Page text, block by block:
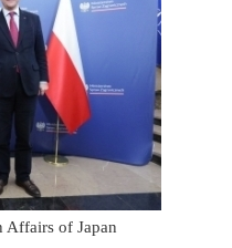
of Japan